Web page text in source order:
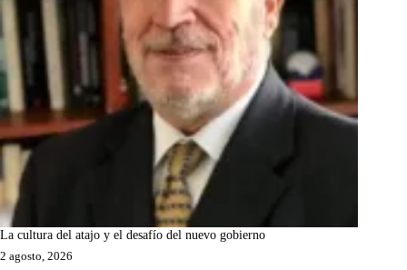
La cultura del atajo y el desafío del nuevo gobierno
2 agosto, 2026